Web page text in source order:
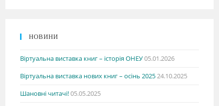
НОВИНИ
Віртуальна виставка книг – історія ОНЕУ05.01.2026
Віртуальна виставка нових книг – осінь 202524.10.2025
Шановні читачі!05.05.2025